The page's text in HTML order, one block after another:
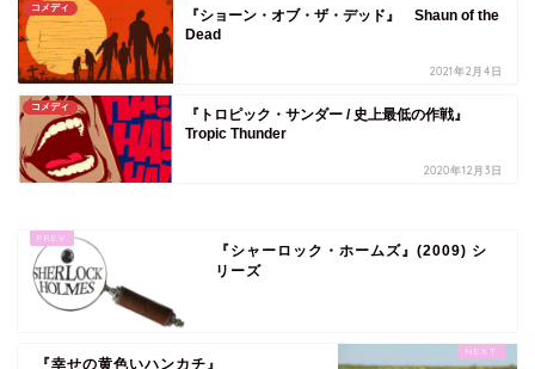
コメディ
『ショーン・オブ・ザ・デッド』 Shaun of the
Dead
2021年2月4日
コメディ
『トロピック・サンダー / 史上最低の作戦』
Tropic Thunder
2020年12月3日
『シャーロック・ホームズ』(2009) シ
リーズ
『幸せの黄色いハンカチ』